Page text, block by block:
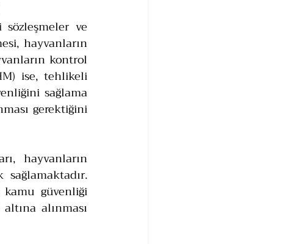
ve
hayvanların
kontrol
ise, tehlikeli
sağlama
gerektiğini
hayvanların
kamu güvenliği
alınması